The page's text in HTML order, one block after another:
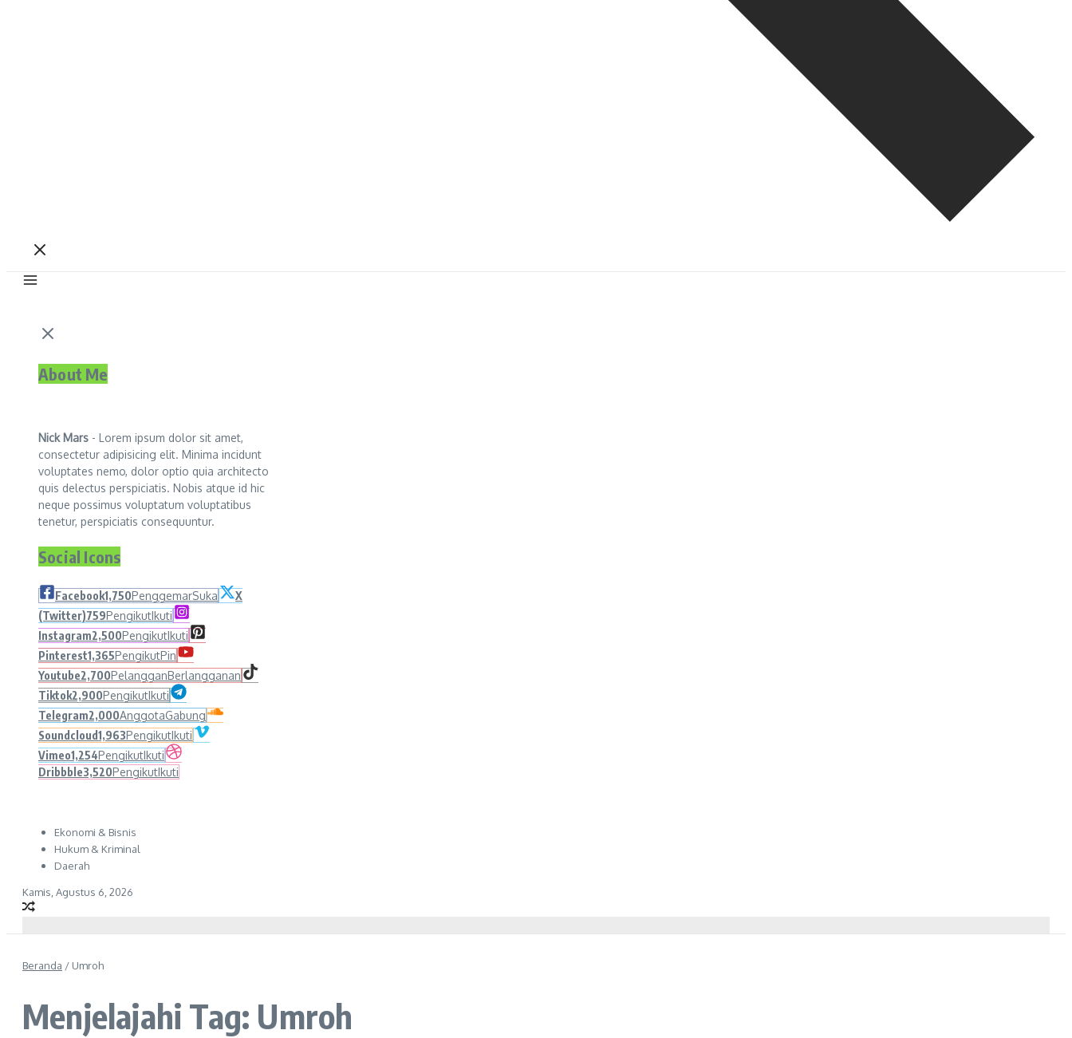
About Me
Nick Mars - Lorem ipsum dolor sit amet,
consectetur adipisicing elit. Minima incidunt
voluptates nemo, dolor optio quia architecto
quis delectus perspiciatis. Nobis atque id hic
neque possimus voluptatum voluptatibus
tenetur, perspiciatis consequuntur.
Social Icons
Facebook1,750PenggemarSuka
X
(Twitter)759PengikutIkuti
Instagram2,500PengikutIkuti
Pinterest1,365PengikutPin
Youtube2,700PelangganBerlangganan
Tiktok2,900PengikutIkuti
Telegram2,000AnggotaGabung
Soundcloud1,963PengikutIkuti
Vimeo1,254PengikutIkuti
Dribbble3,520PengikutIkuti
Ekonomi & Bisnis
Hukum & Kriminal
Daerah
Kamis, Agustus 6, 2026
Beranda / Umroh
Menjelajahi Tag: Umroh